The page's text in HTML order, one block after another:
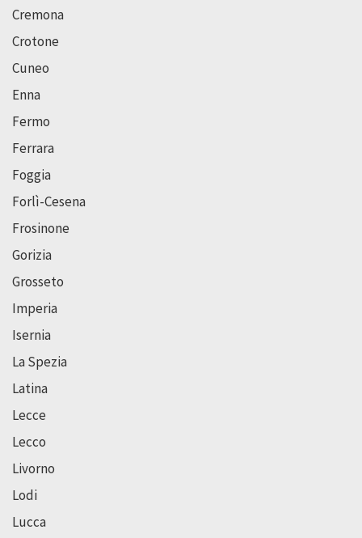
Cremona
Crotone
Cuneo
Enna
Fermo
Ferrara
Foggia
Forlì-Cesena
Frosinone
Gorizia
Grosseto
Imperia
Isernia
La Spezia
Latina
Lecce
Lecco
Livorno
Lodi
Lucca